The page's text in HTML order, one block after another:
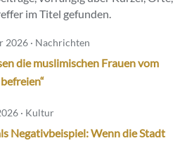
im Titel gefunden.
2026 · Nachrichten
die muslimischen Frauen vom
· Kultur
Negativbeispiel: Wenn die Stadt